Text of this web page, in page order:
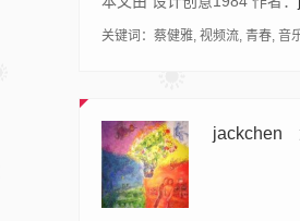
关键词： 蔡健雅, 视频流, 青春, 音
jackchen